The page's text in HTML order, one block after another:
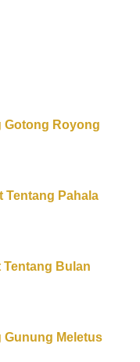
Gotong Royong
Tentang Pahala
Bulan
Gunung Meletus